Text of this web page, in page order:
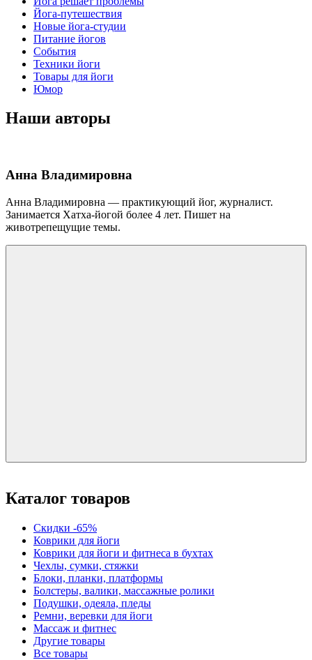
Йога-путешествия
Новые йога-студии
Питание йогов
События
Техники йоги
Товары для йоги
Юмор
Наши авторы
Анна Владимировна
Анна Владимировна — практикующий йог, журналист.
Занимается Хатха-йогой более 4 лет. Пишет на
животрепещущие темы.
Каталог товаров
Скидки -65%
Коврики для йоги
Коврики для йоги и фитнеса в бухтах
Чехлы, сумки, стяжки
Блоки, планки, платформы
Болстеры, валики, массажные ролики
Подушки, одеяла, пледы
Ремни, веревки для йоги
Массаж и фитнес
Другие товары
Все товары